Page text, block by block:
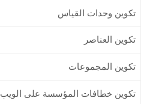
تكوين وحدات القياس
تكوين العناصر
تكوين المجموعات
تكوين خطافات المؤسسة على الويب